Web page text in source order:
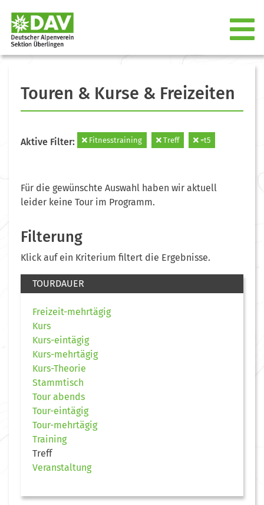
Touren & Kurse & Freizeiten
Aktive Filter: Fitnesstraining Treff =t5
Für die gewünschte Auswahl haben wir aktuell
leider keine Tour im Programm.
Filterung
Klick auf ein Kriterium filtert die Ergebnisse.
TOURDAUER
Freizeit-mehrtägig
Kurs
Kurs-eintägig
Kurs-mehrtägig
Kurs-Theorie
Stammtisch
Tour abends
Tour-eintägig
Tour-mehrtägig
Training
Treff
Veranstaltung